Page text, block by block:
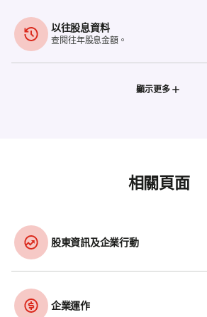
以往股息資料
查閱往年股息金額。
顯示更多
相關頁面
股東資訊及企業行動
企業運作